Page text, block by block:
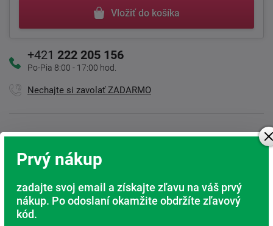
Vložiť do košíka
+421 222 205 156
Po-Pia 8:00 - 17:00 hod.
Nechajte si zavolať ZADARMO
Kamenná predajňa
Sme tu pre Vás
Doprava ZADARMO
Pri nákupe nad 200 Eur
Prvý nákup
zadajte svoj email a získajte zľavu na váš prvý
nákup. Po odoslaní okamžite obdržíte zľavový
kód.